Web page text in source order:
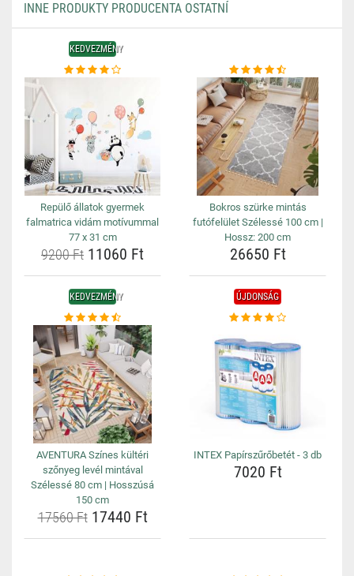
INNE PRODUKTY PRODUCENTA OSTATNÍ
KEDVEZMÉNY
Repülő állatok gyermek
falmatrica vidám motívummal
77 x 31 cm
9200 Ft 11060 Ft
Bokros szürke mintás
futófelület Szélessé 100 cm |
Hossz: 200 cm
26650 Ft
KEDVEZMÉNY
AVENTURA Színes kültéri
szőnyeg levél mintával
Szélessé 80 cm | Hosszúsá
150 cm
17560 Ft17440 Ft
ÚJDONSÁG
INTEX Papírszűrőbetét - 3 db
7020 Ft